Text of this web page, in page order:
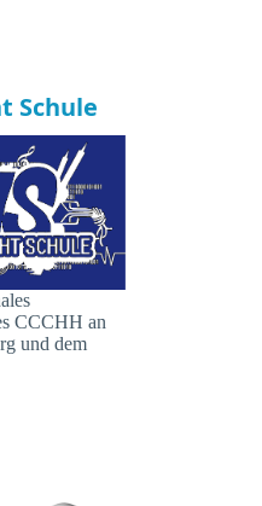
Schule
CCCHH an
und dem